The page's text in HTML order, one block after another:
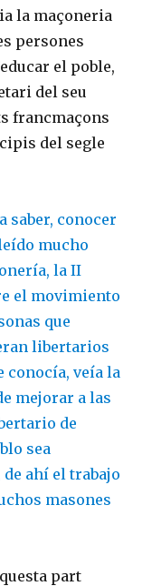
la maçoneria
persones
el poble,
del seu
francmaçons
del segle
saber, conocer
mucho
la II
el movimiento
que
libertarios
conocía, veía la
mejorar a las
de
sea
ahí el trabajo
masones
part